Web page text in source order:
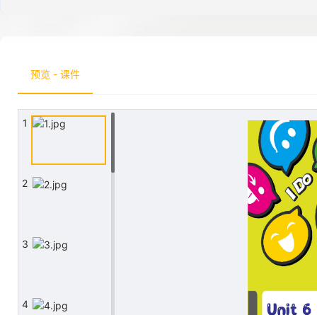
预览 - 课件
1
2
3
4